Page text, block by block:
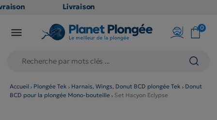
Livraison
en point
79€
(hors
produits
 0
Accueil Plongée Tek Harnais, Wings, Donut BCD plongée Tek
Donut
BCD pour la plongée Mono-bouteille
Set Hacyon Eclypse